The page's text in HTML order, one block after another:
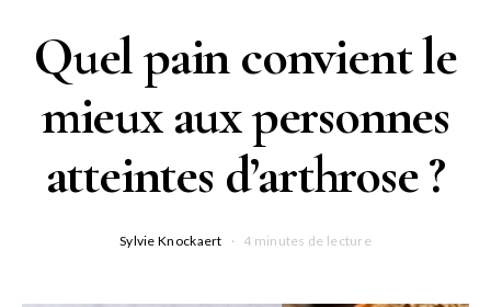
Quel pain convient le
mieux aux personnes
atteintes d’arthrose ?
Sylvie Knockaert 4 minutes de lecture